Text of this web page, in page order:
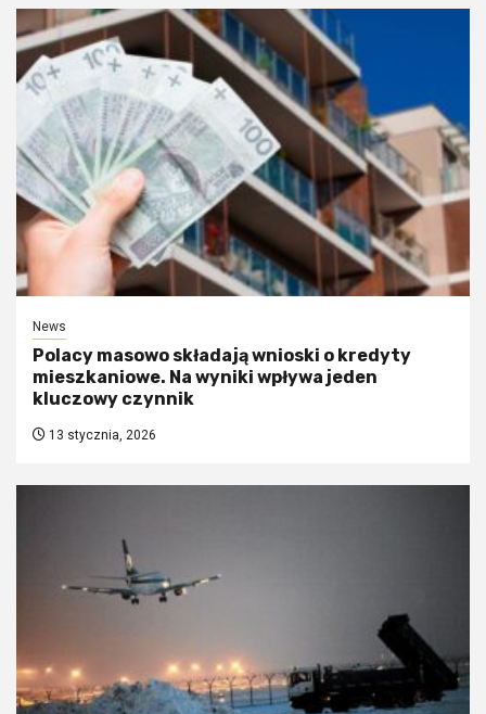
News
Polacy masowo składają wnioski o kredyty
mieszkaniowe. Na wyniki wpływa jeden
kluczowy czynnik
13 stycznia, 2026